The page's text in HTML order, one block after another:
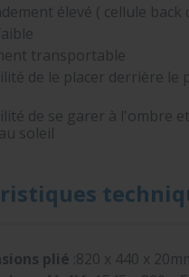
élevé ( cellule back
transportable
de le placer derrière le
de se garer à l'ombre
soleil
plié :820 x 440 x